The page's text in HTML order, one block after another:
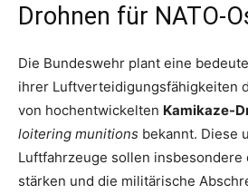
Drohnen für NATO-
Die Bundeswehr plant eine
ihrer Luftverteidigungsfähigkeiten
von hochentwickelten Kamikaze-
loitering munitions bekannt. Diese
Luftfahrzeuge sollen insbesondere
stärken und die militärische